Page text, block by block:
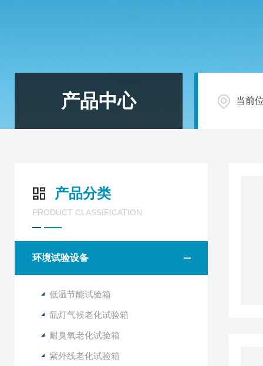
产品中心 当前
产品分类
PRODUCT CLASSIFICATION
环境试验设备
低温节能试验箱
氙灯气候老化试验箱
耐臭氧老化试验箱
紫外线老化试验箱